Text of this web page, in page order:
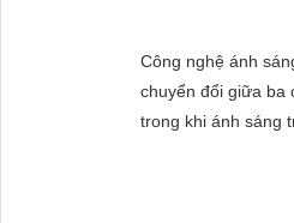
- Chất lượng hình
chăng: Mặc dù
Công nghệ ánh
chuyển đổi giữa ba
trong khi ánh sáng